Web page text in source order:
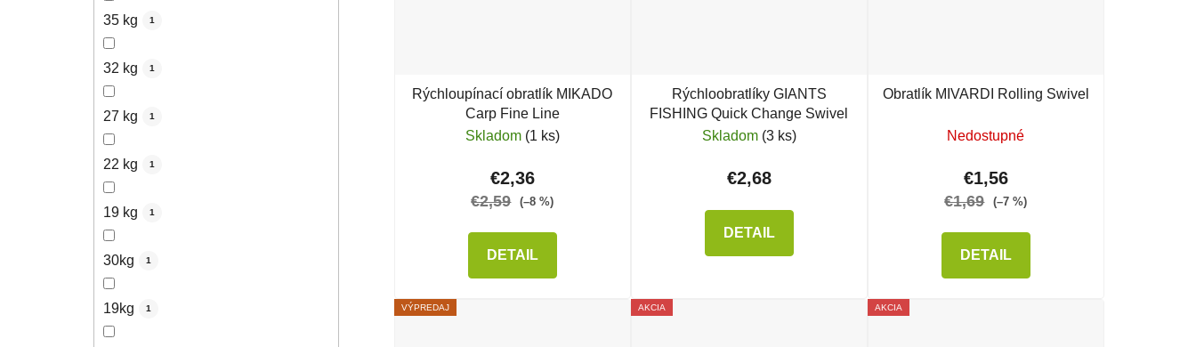
35 kg 1
32 kg 1
27 kg 1
22 kg 1
19 kg 1
30kg 1
19kg 1
Rýchloupínací obratlík MIKADO
Carp Fine Line
Skladom (1 ks)
€2,36
€2,59 (–8 %)
DETAIL
Rýchloobratlíky GIANTS
FISHING Quick Change Swivel
Skladom (3 ks)
€2,68
DETAIL
Obratlík MIVARDI Rolling Swivel
Nedostupné
€1,56
€1,69 (–7 %)
DETAIL
VÝPREDAJ AKCIA AKCIA